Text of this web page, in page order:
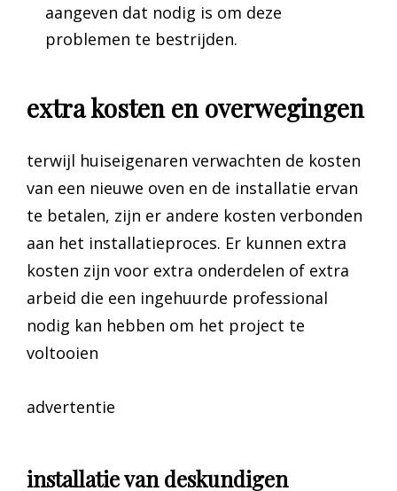
aangeven dat nodig is om deze
problemen te bestrijden.
extra kosten en overwegingen
terwijl huiseigenaren verwachten de kosten
van een nieuwe oven en de installatie ervan
te betalen, zijn er andere kosten verbonden
aan het installatieproces. Er kunnen extra
kosten zijn voor extra onderdelen of extra
arbeid die een ingehuurde professional
nodig kan hebben om het project te
voltooien
advertentie
installatie van deskundigen